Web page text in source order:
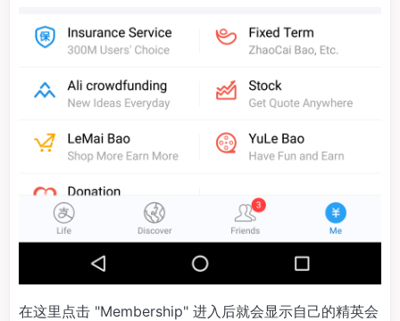
在这里点击 "Membership" 进入后就会显示自己的精英会